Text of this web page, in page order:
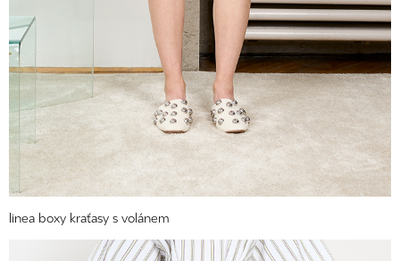
linea boxy kraťasy s volánem